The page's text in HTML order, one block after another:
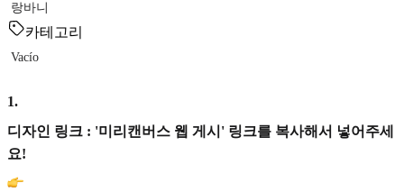
랑바니
카테고리
Vacío
1.
디자인 링크 : '미리캔버스 웹 게시' 링크를 복사해서 넣어주세
요!